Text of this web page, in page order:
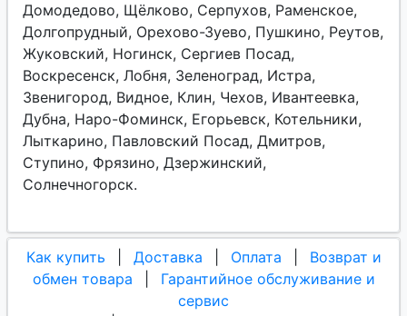
Домодедово, Щёлково, Серпухов, Раменское,
Долгопрудный, Орехово-Зуево, Пушкино, Реутов,
Жуковский, Ногинск, Сергиев Посад,
Воскресенск, Лобня, Зеленоград, Истра,
Звенигород, Видное, Клин, Чехов, Ивантеевка,
Дубна, Наро-Фоминск, Егорьевск, Котельники,
Лыткарино, Павловский Посад, Дмитров,
Ступино, Фрязино, Дзержинский,
Солнечногорск.
Как купить Доставка Оплата
Возврат и
обмен товара
Гарантийное обслуживание и
сервис